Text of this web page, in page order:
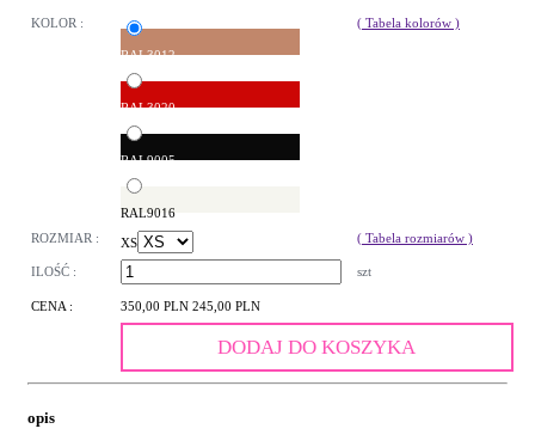
KOLOR :
RAL3012
RAL3020
RAL9005
RAL9016
( Tabela kolorów )
ROZMIAR : XS ( Tabela rozmiarów )
ILOŚĆ : szt
CENA : 350,00 PLN 245,00 PLN
DODAJ DO KOSZYKA
opis